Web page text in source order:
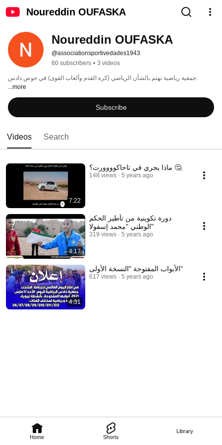
Noureddin OUFASKA
Home Shorts
Library
Noureddin OUFASKA
@associationsportivedades1943
60 subscribers • 3 videos
جمعية رياضية تهتم بالشأن الرياضي (كرة القدم وألعاب القوى) في حوض دادس.
...more
Subscribe
Videos Search
7:22
ماذا يجري في تاحاكوووورت؟ 🤔
148 views 5 years ago
4:17
دورة تكوينية من تأطير الحكم
الوطني "محمد إسفولا"
319 views 5 years ago
4:31
الأبواب المفتوحة "النسخة الأولى"
617 views 5 years ago